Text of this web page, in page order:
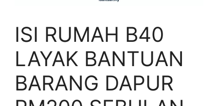
ISI RUMAH B40
LAYAK BANTUAN
BARANG DAPUR